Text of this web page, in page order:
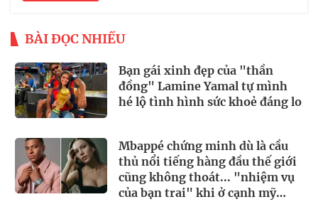
BÀI ĐỌC NHIỀU
Bạn gái xinh đẹp của "thần
đồng" Lamine Yamal tự mình
hé lộ tình hình sức khoẻ đáng lo
Mbappé chứng minh dù là cầu
thủ nổi tiếng hàng đầu thế giới
cũng không thoát... "nhiệm vụ
của bạn trai" khi ở cạnh mỹ